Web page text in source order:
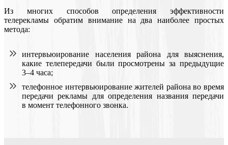
Из многих способов определения эффективности
телерекламы обратим внимание на два наиболее простых
метода:
интервьюирование населения района для выяснения,
какие телепередачи были просмотрены за предыдущие
3–4 часа;
телефонное интервьюирование жителей района во время
передачи рекламы для определения названия передачи
в момент телефонного звонка.